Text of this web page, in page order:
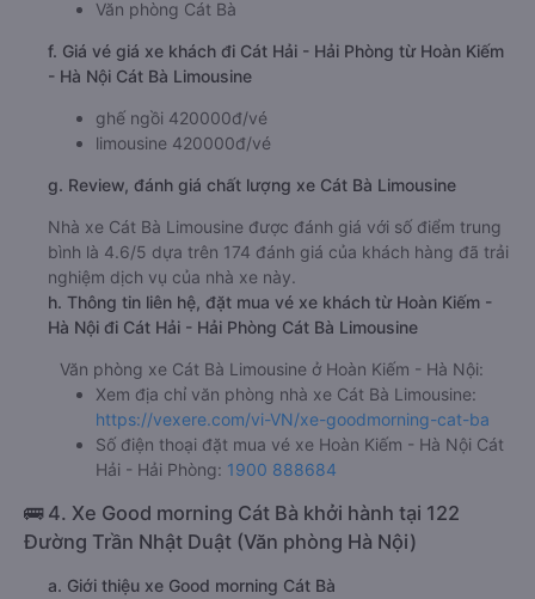
Văn phòng Cát Bà
f. Giá vé giá xe khách đi Cát Hải - Hải Phòng từ Hoàn Kiếm
- Hà Nội Cát Bà Limousine
ghế ngồi 420000đ/vé
limousine 420000đ/vé
g. Review, đánh giá chất lượng xe Cát Bà Limousine
Nhà xe Cát Bà Limousine được đánh giá với số điểm trung
bình là 4.6/5 dựa trên 174 đánh giá của khách hàng đã trải
nghiệm dịch vụ của nhà xe này.
h. Thông tin liên hệ, đặt mua vé xe khách từ Hoàn Kiếm -
Hà Nội đi Cát Hải - Hải Phòng Cát Bà Limousine
Văn phòng xe Cát Bà Limousine ở Hoàn Kiếm - Hà Nội:
Xem địa chỉ văn phòng nhà xe Cát Bà Limousine:
https://vexere.com/vi-VN/xe-goodmorning-cat-ba
Số điện thoại đặt mua vé xe Hoàn Kiếm - Hà Nội Cát
Hải - Hải Phòng: 1900 888684
🚌 4. Xe Good morning Cát Bà khởi hành tại 122
Đường Trần Nhật Duật (Văn phòng Hà Nội)
a. Giới thiệu xe Good morning Cát Bà